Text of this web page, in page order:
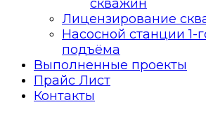
скважин
Лицензирование
Насосной станции 1-
подъёма
Выполненные проекты
Прайс Лист
Контакты